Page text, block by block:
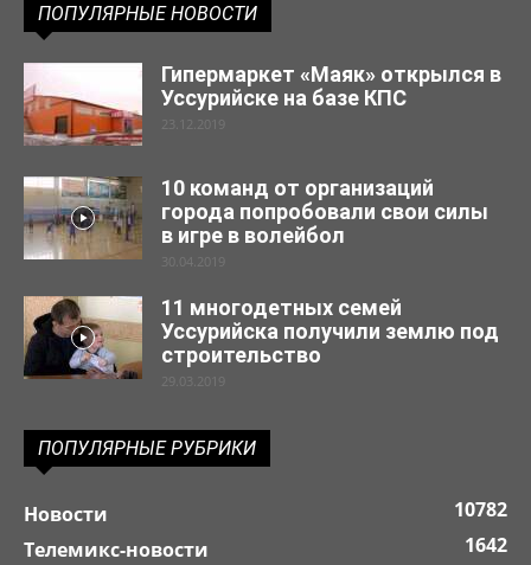
ПОПУЛЯРНЫЕ НОВОСТИ
Гипермаркет «Маяк» открылся в
Уссурийске на базе КПС
23.12.2019
10 команд от организаций
города попробовали свои силы
в игре в волейбол
30.04.2019
11 многодетных семей
Уссурийска получили землю под
строительство
29.03.2019
ПОПУЛЯРНЫЕ РУБРИКИ
Новости
10782
Телемикс-новости
1642